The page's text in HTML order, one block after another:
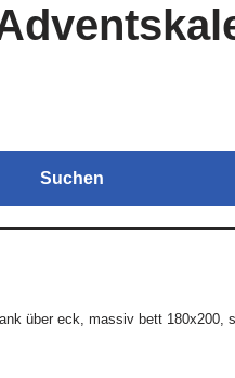
Suchen
über eck, massiv bett 180x200,